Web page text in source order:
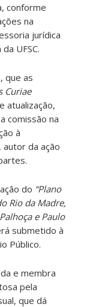
conforme
na
jurídica
UFSC.
que as
Curiae
atualização,
comissão na
à
da ação
do “Plano
Rio da Madre,
e Paulo
submetido à
Público.
e membra
pela
que dá